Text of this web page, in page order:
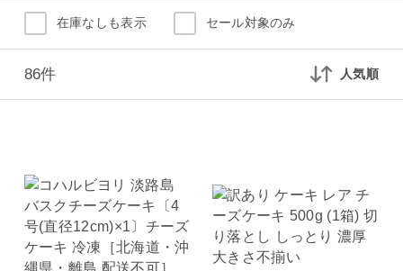
在庫なしも表示 セール対象のみ
86件 人気順